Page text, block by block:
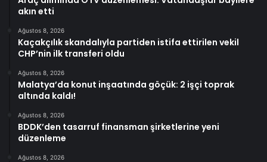
akın etti
Ağustos 8, 2026
Kaçakçılık skandalıyla partiden istifa ettirilen vekil
CHP’nin ilk transferi oldu
Ağustos 8, 2026
Malatya’da konut inşaatında göçük: 2 işçi toprak
altında kaldı!
Ağustos 8, 2026
BDDK’den tasarruf finansman şirketlerine yeni
düzenleme
Ağustos 8, 2026